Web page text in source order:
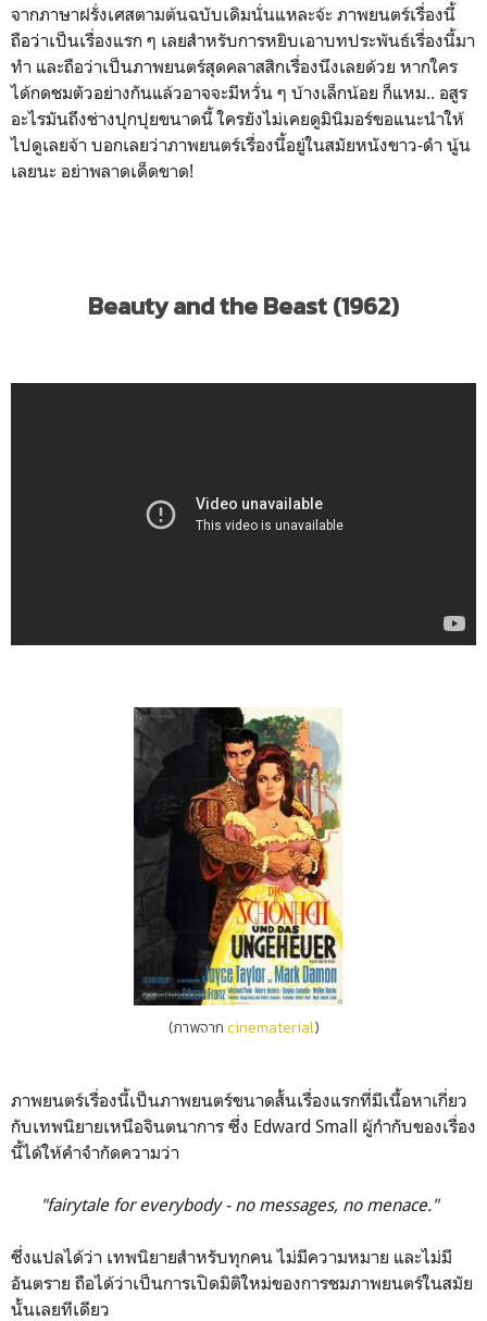
จากภาษาฝรั่งเศสตามต้นฉบับเดิมนั่นแหละจ้ะ ภาพยนตร์เรื่องนี้
ถือว่าเป็นเรื่องแรก ๆ เลยสำหรับการหยิบเอาบทประพันธ์เรื่องนี้มา
ทำ และถือว่าเป็นภาพยนตร์สุดคลาสสิกเรื่องนึงเลยด้วย หากใคร
ได้กดชมตัวอย่างกันแล้วอาจจะมีหวั่น ๆ บ้างเล็กน้อย ก็แหม.. อสูร
อะไรมันถึงช่างปุกปุยขนาดนี้ ใครยังไม่เคยดูมินิมอร์ขอแนะนำให้
ไปดูเลยจ้า บอกเลยว่าภาพยนตร์เรื่องนี้อยู่ในสมัยหนังขาว-ดำ นู้น
เลยนะ อย่าพลาดเด็ดขาด!
Beauty and the Beast (1962)
(ภาพจากcinematerial)
ภาพยนตร์เรื่องนี้เป็นภาพยนตร์ขนาดสั้นเรื่องแรกที่มีเนื้อหาเกี่ยว
กับเทพนิยายเหนือจินตนาการ ซึ่ง Edward Small ผู้กำกับของเรื่อง
นี้ได้ให้คำจำกัดความว่า
"fairytale for everybody - no messages, no menace."
ซึ่งแปลได้ว่า เทพนิยายสำหรับทุกคน ไม่มีความหมาย และไม่มี
อันตราย ถือได้ว่าเป็นการเปิดมิติใหม่ของการชมภาพยนตร์ในสมัย
นั้นเลยทีเดียว